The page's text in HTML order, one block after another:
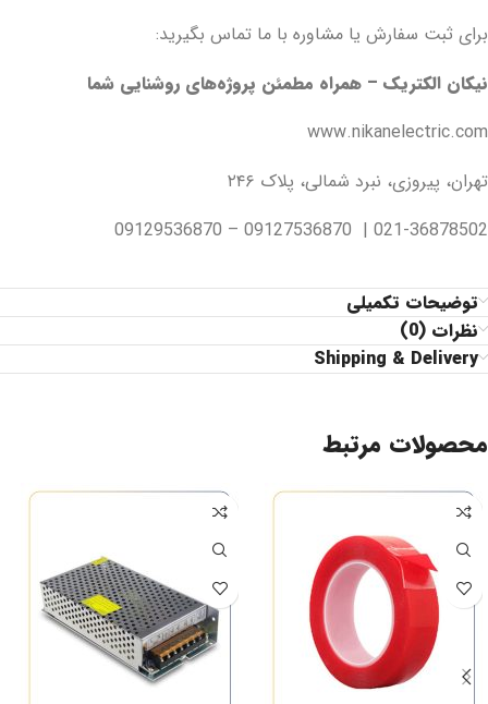
برای ثبت سفارش یا مشاوره با ما تماس بگیرید:
نیکان الکتریک – همراه مطمئن پروژه‌های روشنایی شما
www.nikanelectric.com
تهران، پیروزی، نبرد شمالی، پلاک ۲۴۶
021-36878502 | 09127536870 – 09129536870
توضیحات تکمیلی
نظرات (0)
Shipping & Delivery
محصولات مرتبط